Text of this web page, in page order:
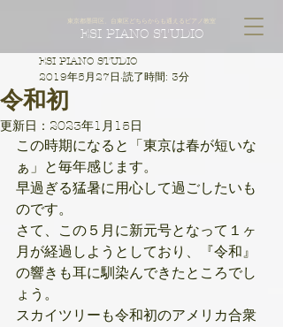
東京都墨田区、台東区どちらからも通えるピアノ教室
ESI PIANO STUDIO
令和初
ESI PIANO STUDIO
2019年5月27日 読了時間: 3分
更新日： 2023年1月15日
この時期になると「東京は春が短いな
ぁ」と毎年感じます。
早過ぎる猛暑に用心して過ごしたいも
のです。
さて、この５月に新元号となって１ヶ
月が経過しようとしており、『令和』
の響きも耳に馴染んできたところでし
ょう。
スカイツリーも令和初のアメリカ合衆